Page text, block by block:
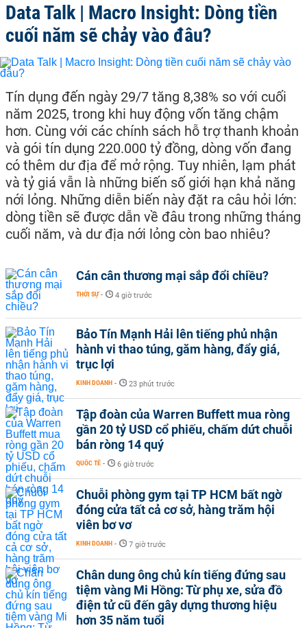
Data Talk | Macro Insight: Dòng tiền
cuối năm sẽ chảy vào đâu?
Tín dụng đến ngày 29/7 tăng 8,38% so với cuối
năm 2025, trong khi huy động vốn tăng chậm
hơn. Cùng với các chính sách hỗ trợ thanh khoản
và gói tín dụng 220.000 tỷ đồng, dòng vốn đang
có thêm dư địa để mở rộng. Tuy nhiên, lạm phát
và tỷ giá vẫn là những biến số giới hạn khả năng
nới lỏng. Những diễn biến này đặt ra câu hỏi lớn:
dòng tiền sẽ được dẫn về đâu trong những tháng
cuối năm, và dư địa nới lỏng còn bao nhiêu?
Cán cân thương mại sắp đổi chiều?
THỜI SỰ - 4 giờ trước
Bảo Tín Mạnh Hải lên tiếng phủ nhận
hành vi thao túng, găm hàng, đẩy giá,
trục lợi
KINH DOANH - 23 phút trước
Tập đoàn của Warren Buffett mua ròng
gần 20 tỷ USD cổ phiếu, chấm dứt chuỗi
bán ròng 14 quý
QUỐC TẾ - 6 giờ trước
Chuỗi phòng gym tại TP HCM bất ngờ
đóng cửa tất cả cơ sở, hàng trăm hội
viên bơ vơ
KINH DOANH - 7 giờ trước
Chân dung ông chủ kín tiếng đứng sau
tiệm vàng Mi Hồng: Từ phụ xe, sửa đồ
điện tử cũ đến gây dựng thương hiệu
hơn 35 năm tuổi